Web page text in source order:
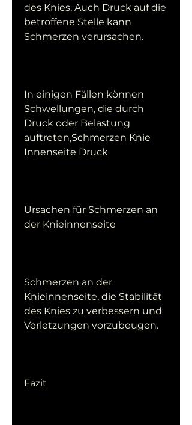
des Knies. Auch Druck auf die
betroffene Stelle kann
Schmerzen verursachen.
In einigen Fällen können
Schwellungen, die durch
Druck oder Belastung
auftreten,Schmerzen Knie
Innenseite Druck
Ursachen für Schmerzen an
der Knieinnenseite
Schmerzen an der
Knieinnenseite, die Stabilität
des Knies zu verbessern und
Verletzungen vorzubeugen.
Fazit